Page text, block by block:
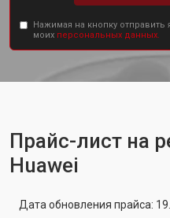
Нажимая на кнопку
моих персональных данных.
Прайс-лист на
Huawei
Дата обновления прайса: